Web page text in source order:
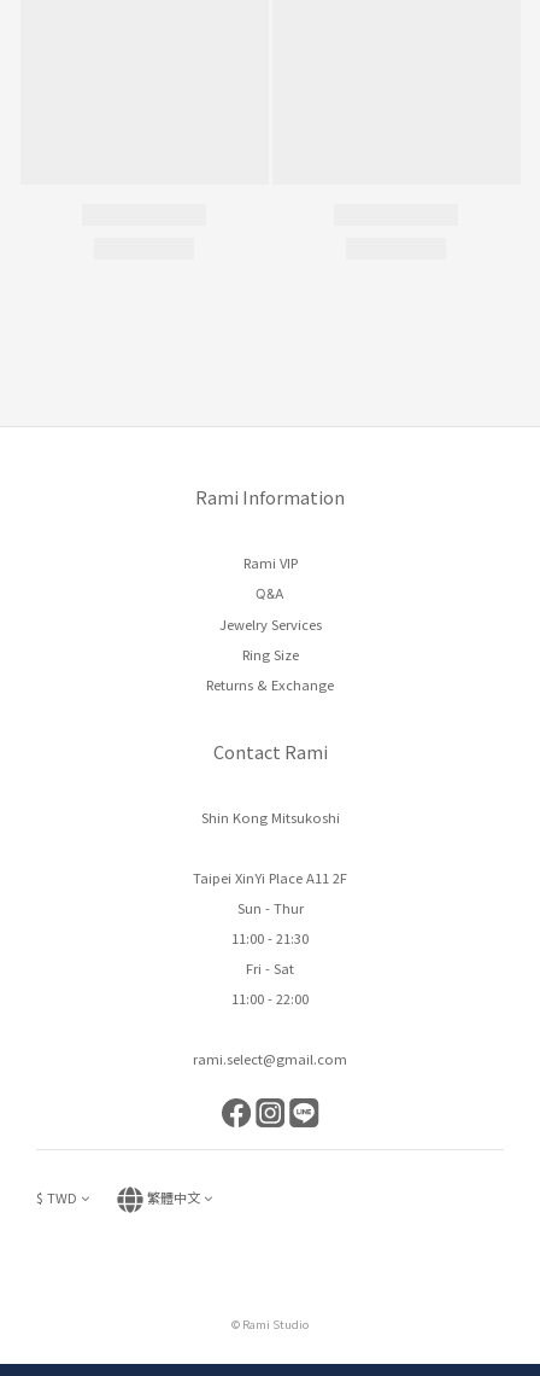
Rami Information
Rami VIP
Q&A
Jewelry Services
Ring Size
Returns & Exchange
Contact Rami
Shin Kong Mitsukoshi
Taipei XinYi Place A11 2F
Sun - Thur
11:00 - 21:30
Fri - Sat
11:00 - 22:00
rami.select@gmail.com
$ TWD 繁體中文
© Rami Studio